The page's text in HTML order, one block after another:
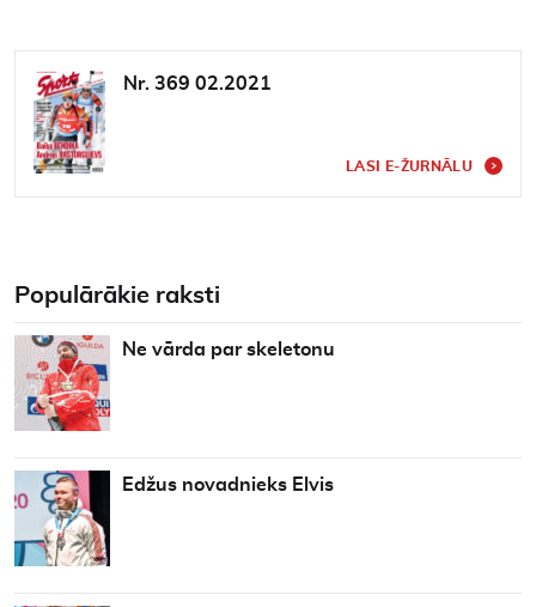
Nr. 369 02.2021
LASI E-ŽURNĀLU
Populārākie raksti
Ne vārda par skeletonu
Edžus novadnieks Elvis